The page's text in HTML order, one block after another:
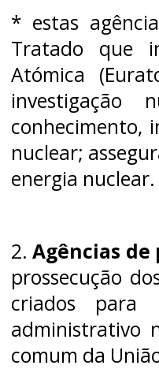
* estas
Tratado que
Atómica
investigação
conhecimento,
nuclear;
energia nuclear.
2.Agências
prossecução
criados para
administrativo
comum da